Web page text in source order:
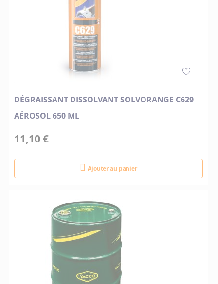
DÉGRAISSANT DISSOLVANT SOLVORANGE C629
AÉROSOL 650 ML
11,10 €
Ajouter au panier